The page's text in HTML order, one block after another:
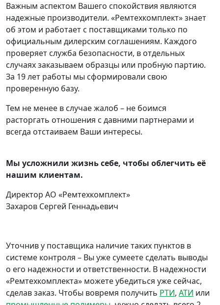
Важным аспектом Вашего спокойствия являются
надежные производители. «Ремтехкомплект» знает
об этом и работает с поставщиками только по
официальным дилерским соглашениям. Каждого
проверяет служба безопасности, в отдельных
случаях заказываем образцы или пробную партию.
За 19 лет работы мы сформировали свою
проверенную базу.
Тем не менее в случае жалоб – не боимся
расторгать отношения с давними партнерами и
всегда отстаиваем Ваши интересы.
Мы усложнили жизнь себе, чтобы облегчить её
нашим клиентам.
Директор АО «Ремтехкомплект»
Захаров Сергей Геннадьевич
Уточнив у поставщика наличие таких пунктов в
системе контроля – Вы уже сумеете сделать выводы
о его надежности и ответственности. В надежности
«Ремтехкомплекта» можете убедиться уже сейчас,
сделав заказ. Чтобы вовремя получить РТИ, АТИ или